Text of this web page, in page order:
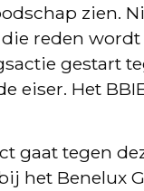
zien.
reden wordt
gestart
eiser. Het
gaat tegen
het Benelux